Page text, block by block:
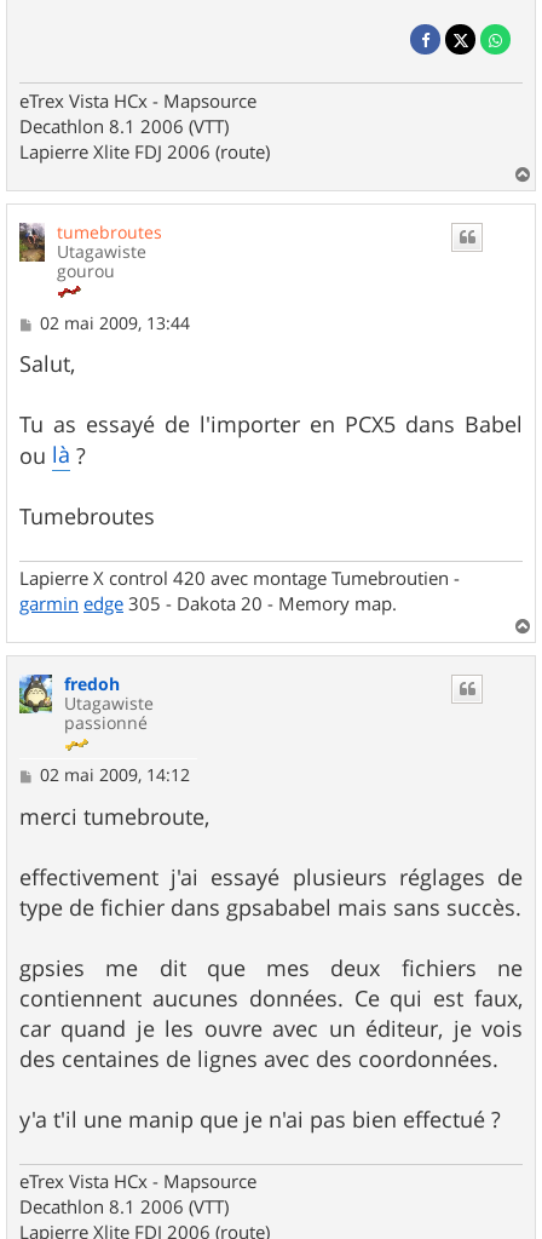
eTrex Vista HCx - Mapsource
Decathlon 8.1 2006 (VTT)
Lapierre Xlite FDJ 2006 (route)
a
u
tumebroutes
Utagawiste
gourou
M
s
s
g
e
02 mai 2009, 13:44
Salut,
Tu as essayé de l'importer en PCX5 dans Babel
ou là ?
Tumebroutes
Lapierre X control 420 avec montage Tumebroutien -
garmin edge 305 - Dakota 20 - Memory map.
a
fredoh
Utagawiste
passionné
M
s
s
g
e
02 mai 2009, 14:12
merci tumebroute,
effectivement j'ai essayé plusieurs réglages de
type de fichier dans gpsababel mais sans succès.
gpsies me dit que mes deux fichiers ne
contiennent aucunes données. Ce qui est faux,
car quand je les ouvre avec un éditeur, je vois
des centaines de lignes avec des coordonnées.
y'a t'il une manip que je n'ai pas bien effectué ?
eTrex Vista HCx - Mapsource
Decathlon 8.1 2006 (VTT)
Lapierre Xlite FDJ 2006 (route)